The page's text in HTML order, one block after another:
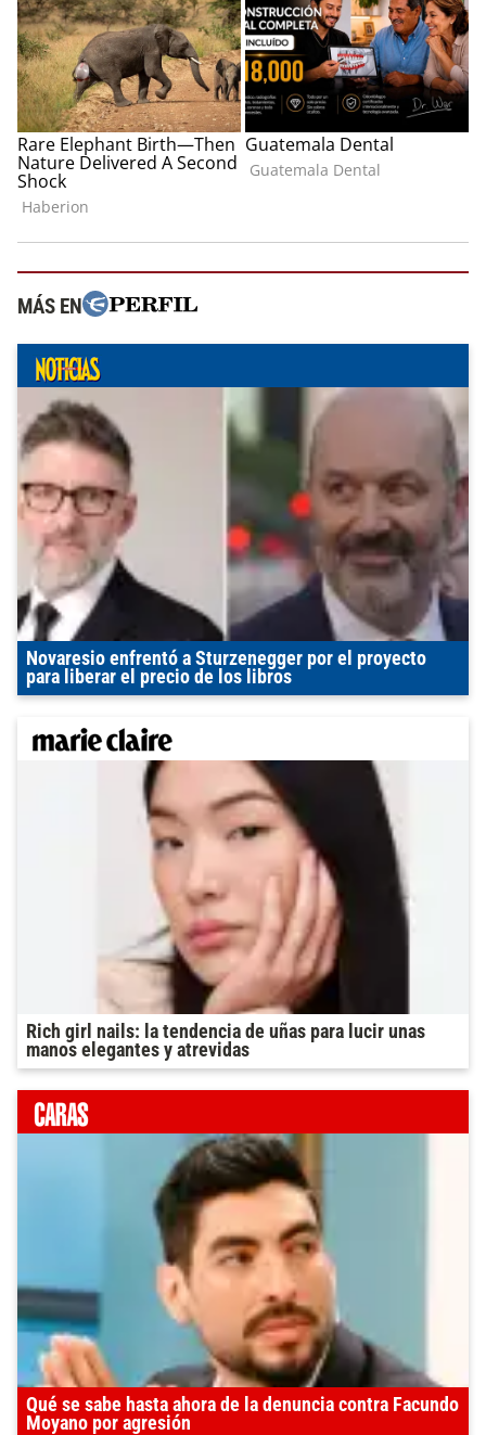
MÁS EN
Novaresio enfrentó a Sturzenegger por el proyecto
para liberar el precio de los libros
Rich girl nails: la tendencia de uñas para lucir unas
manos elegantes y atrevidas
Qué se sabe hasta ahora de la denuncia contra Facundo
Moyano por agresión